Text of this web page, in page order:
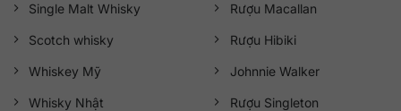
Single Malt Whisky
Scotch whisky
Whiskey Mỹ
Whisky Nhật
Rượu Macallan
Rượu Hibiki
Johnnie Walker
Rượu Singleton